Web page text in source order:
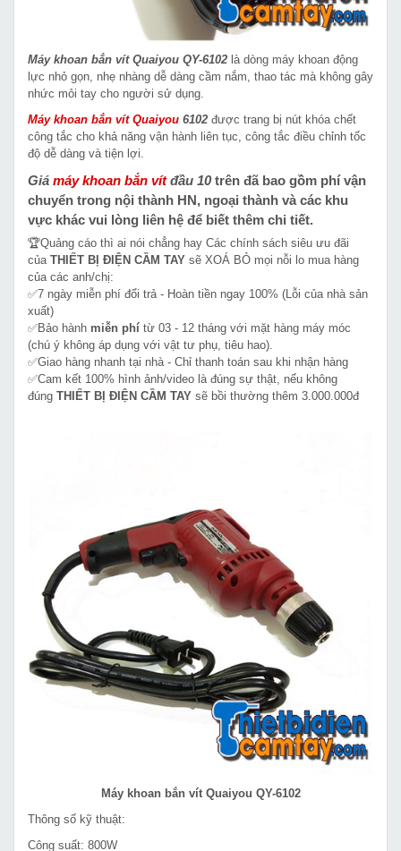
Máy khoan bắn vít Quaiyou QY-6102 là dòng máy khoan động
lực nhỏ gọn, nhẹ nhàng dễ dàng cầm nắm, thao tác mà không gây
nhức mỏi tay cho người sử dụng.
Máy khoan bắn vít Quaiyou 6102 được trang bị nút khóa chết
công tắc cho khả năng vận hành liên tục, công tắc điều chỉnh tốc
độ dễ dàng và tiện lợi.
Giá máy khoan bắn vítđầu 10trên đã bao gồm phí vận
chuyển trong nội thành HN, ngoại thành và các khu
vực khác vui lòng liên hệ để biết thêm chi tiết.
🏆Quảng cáo thì ai nói chẳng hay Các chính sách siêu ưu đãi
của THIẾT BỊ ĐIỆN CẦM TAY sẽ XOÁ BỎ mọi nỗi lo mua hàng
của các anh/chị:
✅7 ngày miễn phí đổi trả - Hoàn tiền ngay 100% (Lỗi của nhà sản
xuất)
✅Bảo hành miễn phí từ 03 - 12 tháng với mặt hàng máy móc
(chú ý không áp dụng với vật tư phụ, tiêu hao).
✅Giao hàng nhanh tại nhà - Chỉ thanh toán sau khi nhận hàng
✅Cam kết 100% hình ảnh/video là đúng sự thật, nếu không
đúng THIẾT BỊ ĐIỆN CẦM TAY sẽ bồi thường thêm 3.000.000đ
Máy khoan bắn vít Quaiyou QY-6102
Thông số kỹ thuật:
Công suất: 800W